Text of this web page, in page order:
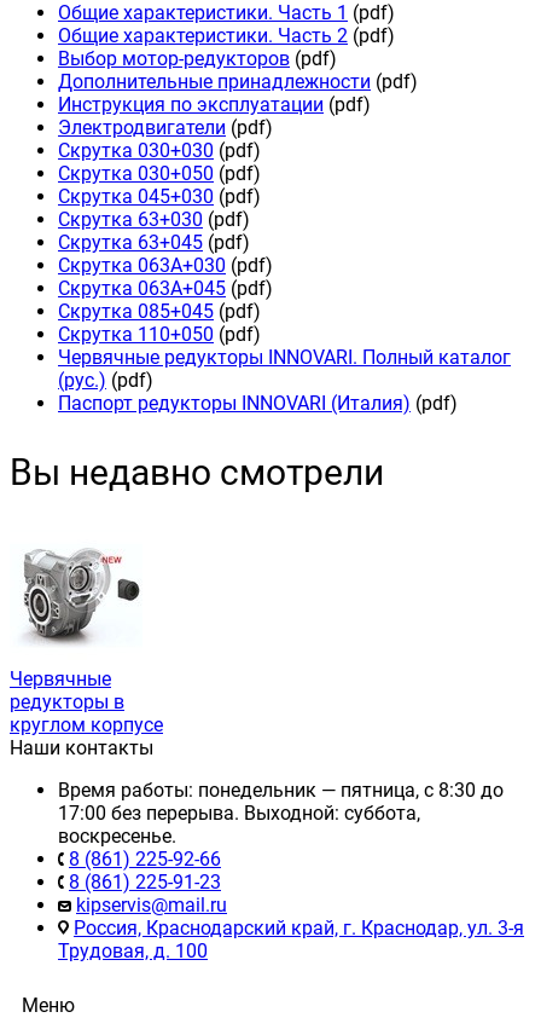
Общие характеристики. Часть 1 (pdf)
Общие характеристики. Часть 2 (pdf)
Выбор мотор-редукторов (pdf)
Дополнительные принадлежности (pdf)
Инструкция по эксплуатации (pdf)
Электродвигатели (pdf)
Скрутка 030+030 (pdf)
Скрутка 030+050 (pdf)
Скрутка 045+030 (pdf)
Скрутка 63+030 (pdf)
Скрутка 63+045 (pdf)
Скрутка 063А+030 (pdf)
Скрутка 063А+045 (pdf)
Скрутка 085+045 (pdf)
Скрутка 110+050 (pdf)
Червячные редукторы INNOVARI. Полный каталог
(рус.) (pdf)
Паспорт редукторы INNOVARI (Италия) (pdf)
Вы недавно смотрели
Червячные
редукторы в
круглом корпусе
Наши контакты
Время работы: понедельник — пятница, с 8:30 до
17:00 без перерыва. Выходной: суббота,
воскресенье.
8 (861) 225-92-66
8 (861) 225-91-23
kipservis@mail.ru
Россия, Краснодарский край, г. Краснодар, ул. 3-я
Трудовая, д. 100
Меню